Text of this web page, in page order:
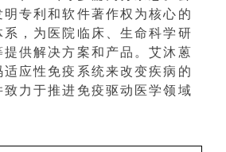
专利和软件著作权为核心的
系，为医院临床、生命科学研
供解决方案和产品。艾沐蒽
应性免疫系统来改变疾病的
力于推进免疫驱动医学领域